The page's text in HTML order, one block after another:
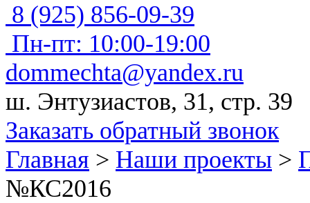
8 (925) 856-09-39
Пн-пт: 10:00-19:00
dommechta@yandex.ru
ш. Энтузиастов, 31, стр. 39
Заказать обратный звонок
Главная > Наши проекты >
№КС2016